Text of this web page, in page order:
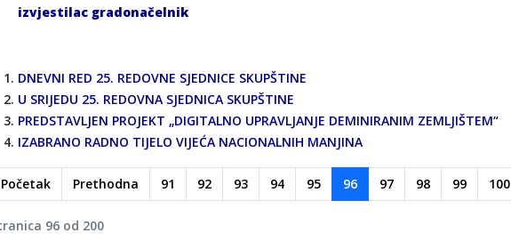
izvjestilac gradonačelnik
DNEVNI RED 25. REDOVNE SJEDNICE SKUPŠTINE
U SRIJEDU 25. REDOVNA SJEDNICA SKUPŠTINE
PREDSTAVLJEN PROJEKT „DIGITALNO UPRAVLJANJE DEMINIRANIM ZEMLJIŠTEM“
IZABRANO RADNO TIJELO VIJEĆA NACIONALNIH MANJINA
Početak Prethodna 91 92 93 94 95 96 97 98 99 100
96 od 200